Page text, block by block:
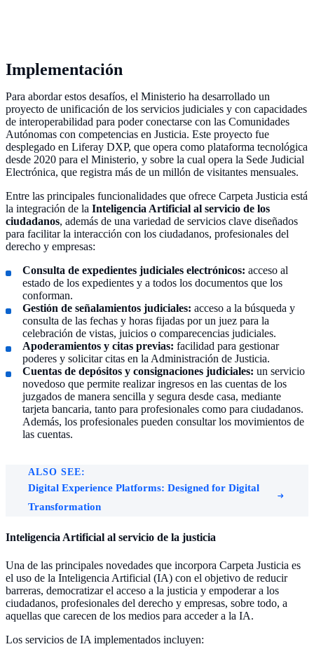
Implementación
Para abordar estos desafíos, el Ministerio ha desarrollado un
proyecto de unificación de los servicios judiciales y con capacidades
de interoperabilidad para poder conectarse con las Comunidades
Autónomas con competencias en Justicia. Este proyecto fue
desplegado en Liferay DXP, que opera como plataforma tecnológica
desde 2020 para el Ministerio, y sobre la cual opera la Sede Judicial
Electrónica, que registra más de un millón de visitantes mensuales.
Entre las principales funcionalidades que ofrece Carpeta Justicia está
la integración de la Inteligencia Artificial al servicio de los
ciudadanos, además de una variedad de servicios clave diseñados
para facilitar la interacción con los ciudadanos, profesionales del
derecho y empresas:
Consulta de expedientes judiciales electrónicos: acceso al
estado de los expedientes y a todos los documentos que los
conforman.
Gestión de señalamientos judiciales: acceso a la búsqueda y
consulta de las fechas y horas fijadas por un juez para la
celebración de vistas, juicios o comparecencias judiciales.
Apoderamientos y citas previas: facilidad para gestionar
poderes y solicitar citas en la Administración de Justicia.
Cuentas de depósitos y consignaciones judiciales: un servicio
novedoso que permite realizar ingresos en las cuentas de los
juzgados de manera sencilla y segura desde casa, mediante
tarjeta bancaria, tanto para profesionales como para ciudadanos.
Además, los profesionales pueden consultar los movimientos de
las cuentas.
ALSO SEE:
Digital Experience Platforms: Designed for Digital
Transformation
Inteligencia Artificial al servicio de la justicia
Una de las principales novedades que incorpora Carpeta Justicia es
el uso de la Inteligencia Artificial (IA) con el objetivo de reducir
barreras, democratizar el acceso a la justicia y empoderar a los
ciudadanos, profesionales del derecho y empresas, sobre todo, a
aquellas que carecen de los medios para acceder a la IA.
Los servicios de IA implementados incluyen: